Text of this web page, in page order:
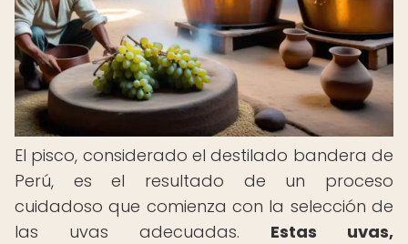
El pisco, considerado el destilado bandera de
Perú, es el resultado de un proceso
cuidadoso que comienza con la selección de
las uvas adecuadas. Estas uvas,